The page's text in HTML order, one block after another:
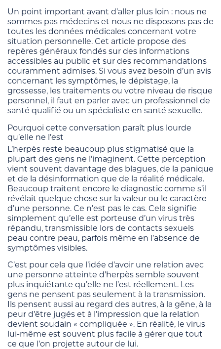
Un point important avant d’aller plus loin : nous ne
sommes pas médecins et nous ne disposons pas de
toutes les données médicales concernant votre
situation personnelle. Cet article propose des
repères généraux fondés sur des informations
accessibles au public et sur des recommandations
couramment admises. Si vous avez besoin d’un avis
concernant les symptômes, le dépistage, la
grossesse, les traitements ou votre niveau de risque
personnel, il faut en parler avec un professionnel de
santé qualifié ou un spécialiste en santé sexuelle.
Pourquoi cette conversation paraît plus lourde
qu’elle ne l’est
L’herpès reste beaucoup plus stigmatisé que la
plupart des gens ne l’imaginent. Cette perception
vient souvent davantage des blagues, de la panique
et de la désinformation que de la réalité médicale.
Beaucoup traitent encore le diagnostic comme s’il
révélait quelque chose sur la valeur ou le caractère
d’une personne. Ce n’est pas le cas. Cela signifie
simplement qu’elle est porteuse d’un virus très
répandu, transmissible lors de contacts sexuels
peau contre peau, parfois même en l’absence de
symptômes visibles.
C’est pour cela que l’idée d’avoir une relation avec
une personne atteinte d’herpès semble souvent
plus inquiétante qu’elle ne l’est réellement. Les
gens ne pensent pas seulement à la transmission.
Ils pensent aussi au regard des autres, à la gêne, à la
peur d’être jugés et à l’impression que la relation
devient soudain « compliquée ». En réalité, le virus
lui-même est souvent plus facile à gérer que tout
ce que l’on projette autour de lui.